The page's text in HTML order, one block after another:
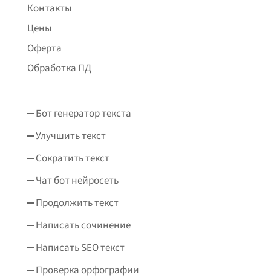
Контакты
Цены
Оферта
Обработка ПД
Бот генератор текста
Улучшить текст
Сократить текст
Чат бот нейросеть
Продолжить текст
Написать сочинение
Написать SEO текст
Проверка орфографии